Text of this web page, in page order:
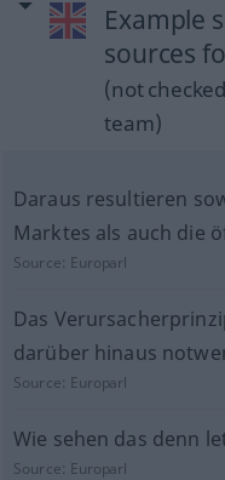
Example
sources
(not
team)
Daraus resultieren
Marktes als auch die
Source: Europarl
Das
darüber hinaus
Source: Europarl
Wie sehen das denn
Source: Europarl